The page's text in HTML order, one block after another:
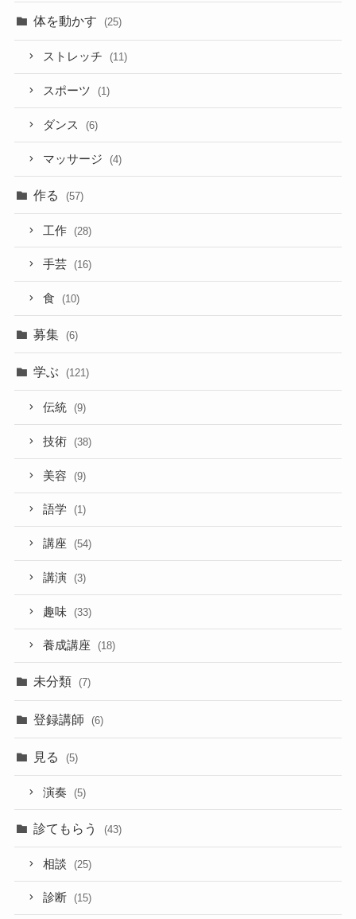
体を動かす (25)
ストレッチ (11)
スポーツ (1)
ダンス (6)
マッサージ (4)
作る (57)
工作 (28)
手芸 (16)
食 (10)
募集 (6)
学ぶ (121)
伝統 (9)
技術 (38)
美容 (9)
語学 (1)
講座 (54)
講演 (3)
趣味 (33)
養成講座 (18)
未分類 (7)
登録講師 (6)
見る (5)
演奏 (5)
診てもらう (43)
相談 (25)
診断 (15)